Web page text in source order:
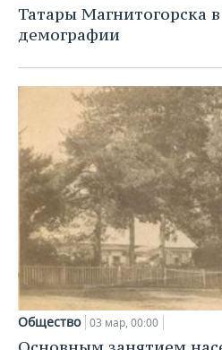
Татары Магнитогорска в
демографии
Общество 03 мар, 00:00